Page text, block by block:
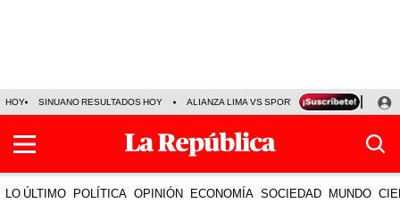
HOY SINUANO RESULTADOS HOY ALIANZA LIMA VS SPORT BOYS JORGE
LO ÚLTIMO POLÍTICA OPINIÓN ECONOMÍA SOCIEDAD MUNDO